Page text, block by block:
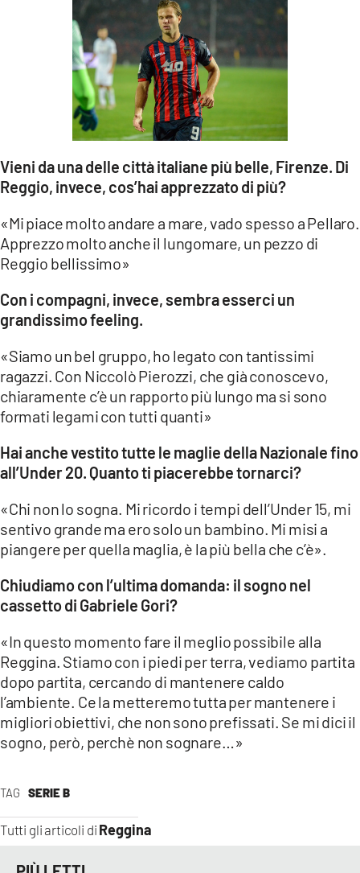
TAG SERIE B
Tutti gli articoli di Reggina
Vieni da una delle città italiane più belle, Firenze. Di
Reggio, invece, cos’hai apprezzato di più?
«Mi piace molto andare a mare, vado spesso a Pellaro.
Apprezzo molto anche il lungomare, un pezzo di
Reggio bellissimo»
Con i compagni, invece, sembra esserci un
grandissimo feeling.
«Siamo un bel gruppo, ho legato con tantissimi
ragazzi. Con Niccolò Pierozzi, che già conoscevo,
chiaramente c’è un rapporto più lungo ma si sono
formati legami con tutti quanti»
Hai anche vestito tutte le maglie della Nazionale fino
all’Under 20. Quanto ti piacerebbe tornarci?
«Chi non lo sogna. Mi ricordo i tempi dell’Under 15, mi
sentivo grande ma ero solo un bambino. Mi misi a
piangere per quella maglia, è la più bella che c’è».
Chiudiamo con l’ultima domanda: il sogno nel
cassetto di Gabriele Gori?
«In questo momento fare il meglio possibile alla
Reggina. Stiamo con i piedi per terra, vediamo partita
dopo partita, cercando di mantenere caldo
l’ambiente. Ce la metteremo tutta per mantenere i
migliori obiettivi, che non sono prefissati. Se mi dici il
sogno, però, perchè non sognare…»